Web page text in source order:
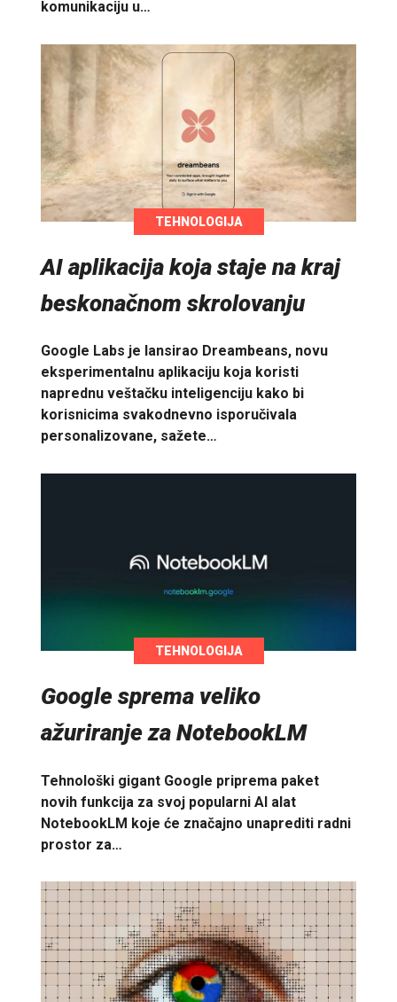
komunikaciju u…
TEHNOLOGIJA
AI aplikacija koja staje na kraj
beskonačnom skrolovanju
Google Labs je lansirao Dreambeans, novu
eksperimentalnu aplikaciju koja koristi
naprednu veštačku inteligenciju kako bi
korisnicima svakodnevno isporučivala
personalizovane, sažete…
TEHNOLOGIJA
Google sprema veliko
ažuriranje za NotebookLM
Tehnološki gigant Google priprema paket
novih funkcija za svoj popularni AI alat
NotebookLM koje će značajno unaprediti radni
prostor za…